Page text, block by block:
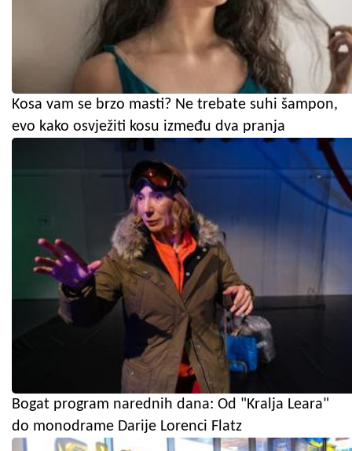
Kosa vam se brzo masti? Ne trebate suhi šampon,
evo kako osvježiti kosu između dva pranja
Bogat program narednih dana: Od "Kralja Leara"
do monodrame Darije Lorenci Flatz